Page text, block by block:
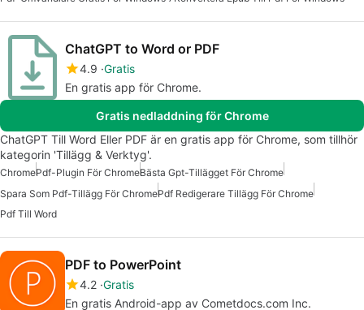
ChatGPT to Word or PDF
4.9 Gratis
En gratis app för Chrome.
Gratis nedladdning för Chrome
ChatGPT Till Word Eller PDF är en gratis app för Chrome, som tillhör
kategorin 'Tillägg & Verktyg'.
ChromePdf-Plugin För ChromeBästa Gpt-Tillägget För Chrome
Spara Som Pdf-Tillägg För ChromePdf Redigerare Tillägg För Chrome
Pdf Till Word
PDF to PowerPoint
4.2 Gratis
En gratis Android-app av Cometdocs.com Inc.